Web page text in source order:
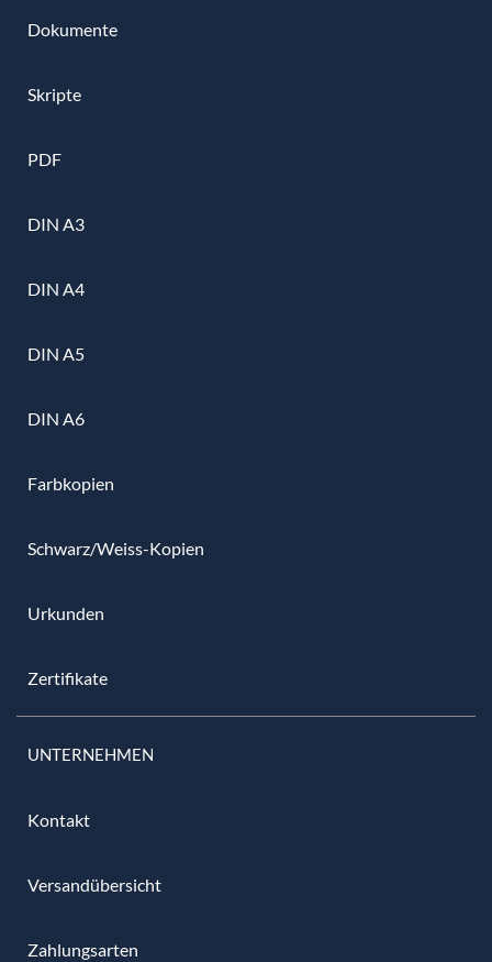
Dokumente
Skripte
PDF
DIN A3
DIN A4
DIN A5
DIN A6
Farbkopien
Schwarz/Weiss-Kopien
Urkunden
Zertifikate
UNTERNEHMEN
Kontakt
Versandübersicht
Zahlungsarten